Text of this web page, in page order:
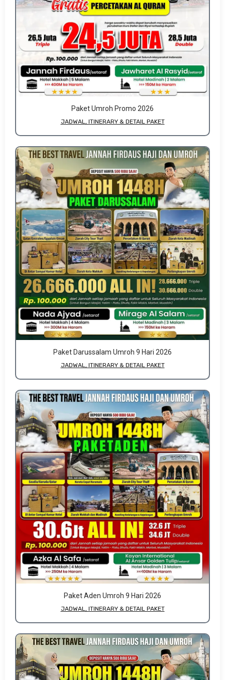
Paket Umroh Promo 2026
JADWAL, ITINERARY & DETAIL PAKET
Paket Darussalam Umroh 9 Hari 2026
JADWAL, ITINERARY & DETAIL PAKET
Paket Aden Umroh 9 Hari 2026
JADWAL, ITINERARY & DETAIL PAKET